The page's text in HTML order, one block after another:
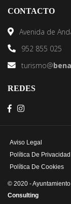
Servicios Turísticos
Otras empresas
CONTACTO
Avenida de
952 855 025
turismo@
REDES
Aviso Legal
Política De Privacidad
Política De Cookies
© 2020 -
Consulting